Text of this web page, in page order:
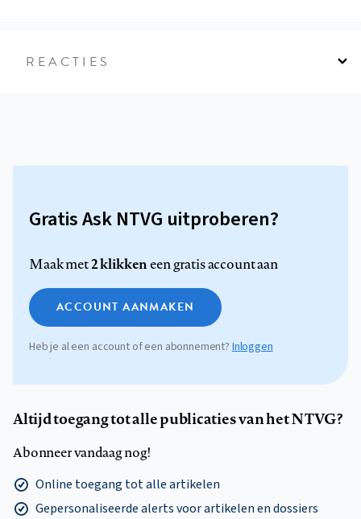
REACTIES
Gratis Ask NTVG uitproberen?
Maak met2 klikkeneen gratis account aan
ACCOUNT AANMAKEN
Heb je al een account of een abonnement?Inloggen
Altijd toegang tot alle publicaties van het NTVG?
Abonneer vandaag nog!
Online toegang tot alle artikelen
Gepersonaliseerde alerts voor artikelen en dossiers